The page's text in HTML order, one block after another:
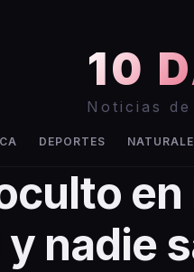
10
Noticias de
DEPORTES
nadie